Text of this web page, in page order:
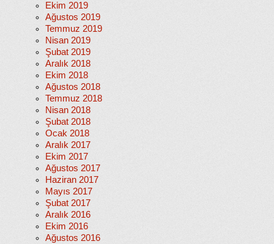
Ekim 2019
Ağustos 2019
Temmuz 2019
Nisan 2019
Şubat 2019
Aralık 2018
Ekim 2018
Ağustos 2018
Temmuz 2018
Nisan 2018
Şubat 2018
Ocak 2018
Aralık 2017
Ekim 2017
Ağustos 2017
Haziran 2017
Mayıs 2017
Şubat 2017
Aralık 2016
Ekim 2016
Ağustos 2016